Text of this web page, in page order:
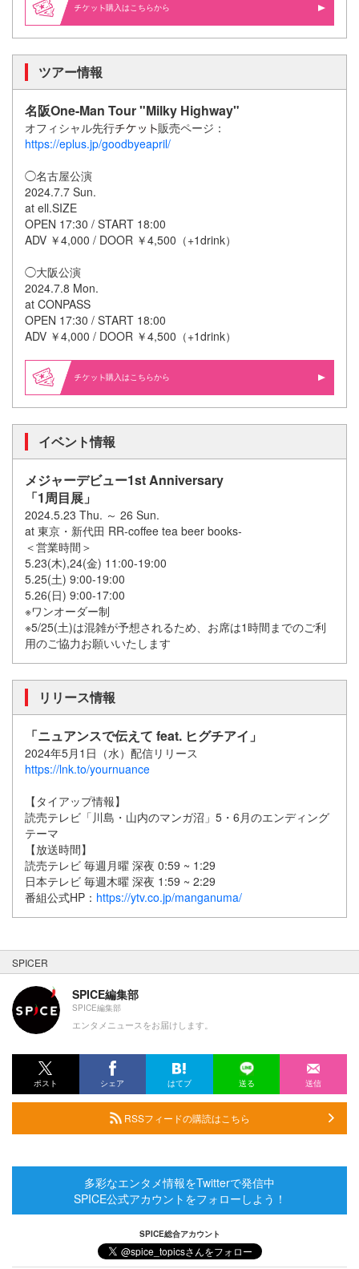
購入はこちらから
ツアー情報
名阪One-Man Tour "Milky Highway"
オフィシャル先行
販売ページ：
https://eplus.jp/goodbyeapril/
◯名古屋公演
2024.7.7 Sun.
at ell.SIZE
OPEN 17:30 / START 18:00
ADV ￥4,000 / DOOR ￥4,500（+1drink）
◯大阪公演
2024.7.8 Mon.
at CONPASS
OPEN 17:30 / START 18:00
ADV ￥4,000 / DOOR ￥4,500（+1drink）
購入はこちらから
イベント情報
メジャーデビュー1st Anniversary
「1周目展」
2024.5.23 Thu. ～ 26 Sun.
at 東京・新代田 RR-coffee tea beer books-
＜営業時間＞
5.23(木),24(金) 11:00-19:00
5.25(土) 9:00-19:00
5.26(日) 9:00-17:00
※ワンオーダー制
※5/25(土)は混雑が予想されるため、お席は1時間までのご利
用のご協力お願いいたします
リリース情報
「ニュアンスで伝えて feat. ヒグチアイ」
2024年5月1日（水）配信リリース
https://lnk.to/yournuance
【タイアップ情報】
読売テレビ「川島・山内のマンガ沼」5・6月のエンディング
テーマ
【放送時間】
読売テレビ 毎週月曜 深夜 0:59 ~ 1:29
日本テレビ 毎週木曜 深夜 1:59 ~ 2:29
番組公式HP： https://ytv.co.jp/manganuma/
SPICER
SPICE編集部
SPICE編集部
エンタメニュースをお届けします。
ポスト シェア はてブ 送る 送信
RSSフィードの購読はこちら
多彩なエンタメ情報をTwitterで発信中
SPICE公式アカウントをフォローしよう！
SPICE総合アカウント